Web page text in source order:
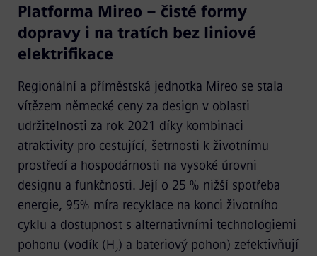
Platforma Mireo – čisté formy
dopravy i na tratích bez liniové
elektrifikace
Regionální a příměstská jednotka Mireo se stala
vítězem německé ceny za design v oblasti
udržitelnosti za rok 2021 díky kombinaci
atraktivity pro cestující, šetrnosti k životnímu
prostředí a hospodárnosti na vysoké úrovni
designu a funkčnosti. Její o 25 % nižší spotřeba
energie, 95% míra recyklace na konci životního
cyklu a dostupnost s alternativními technologiemi
pohonu (vodík (H2) a bateriový pohon) zefektivňují